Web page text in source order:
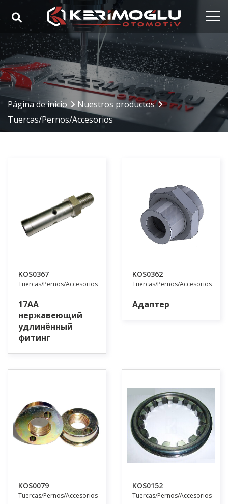
Página de inicio
Corporativo
Nuestras competencias
Nuestros productos
Sectores
Referencias
Página de inicio
Nuestros productos
Tuercas/Pernos/Accesorios
KOS0367
Tuercas/Pernos/Accesorios
17AA
нержавеющий
удлинённый
фитинг
KOS0362
Tuercas/Pernos/Accesorios
Адаптер
KOS0079
Tuercas/Pernos/Accesorios
KOS0152
Tuercas/Pernos/Accesorios